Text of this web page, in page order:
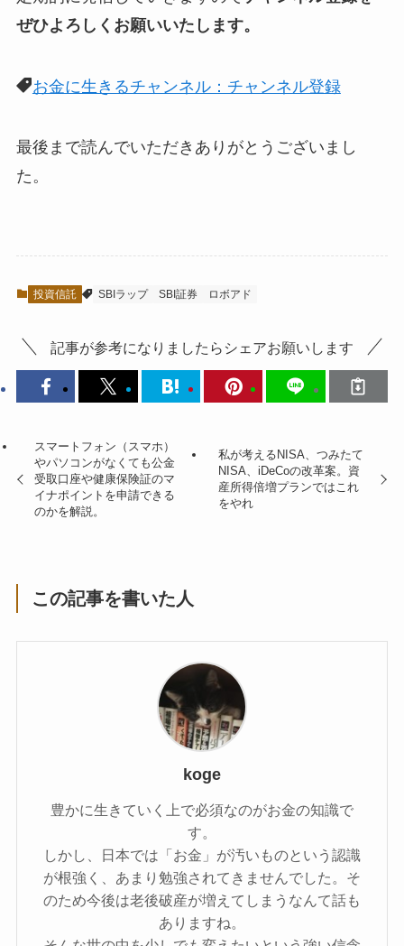
ぜひよろしくお願いいたします。
お金に生きるチャンネル：チャンネル登録
最後まで読んでいただきありがとうございまし
た。
投資信託 SBIラップ SBI証券 ロボアド
記事が参考になりましたらシェアお願いします
スマートフォン（スマホ）
やパソコンがなくても公金
受取口座や健康保険証のマ
イナポイントを申請できる
のかを解説。
私が考えるNISA、つみたて
NISA、iDeCoの改革案。資
産所得倍増プランではこれ
をやれ
この記事を書いた人
koge
豊かに生きていく上で必須なのがお金の知識で
す。
しかし、日本では「お金」が汚いものという認識
が根強く、あまり勉強されてきませんでした。そ
のため今後は老後破産が増えてしまうなんて話も
ありますね。